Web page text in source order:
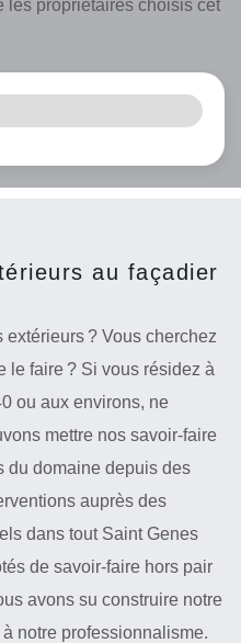
les propriétaires choisis cet
au façadier
? Vous cherchez
le faire ? Si vous résidez à
ou aux environs, ne
mettre nos savoir-faire
du domaine depuis des
auprès des
dans tout Saint Genes
de savoir-faire hors pair
avons su construire notre
notre professionnalisme.